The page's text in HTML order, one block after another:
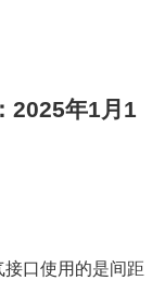
2025年1月1
口使用的是间距